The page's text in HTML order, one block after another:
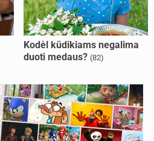
Kodėl kūdikiams negalima
duoti medaus? (82)